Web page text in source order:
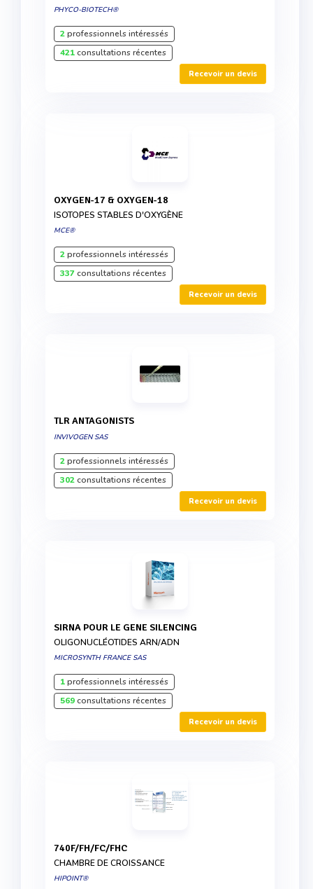
PHYCO-BIOTECH®
2professionnels intéressés
421consultations récentes
Recevoir un devis
OXYGEN-17 & OXYGEN-18
ISOTOPES STABLES D'OXYGÈNE
MCE®
2professionnels intéressés
337consultations récentes
Recevoir un devis
TLR ANTAGONISTS
INVIVOGEN SAS
2professionnels intéressés
302consultations récentes
Recevoir un devis
SIRNA POUR LE GENE SILENCING
OLIGONUCLÉOTIDES ARN/ADN
MICROSYNTH FRANCE SAS
1professionnels intéressés
569consultations récentes
Recevoir un devis
740F/FH/FC/FHC
CHAMBRE DE CROISSANCE
HIPOINT®